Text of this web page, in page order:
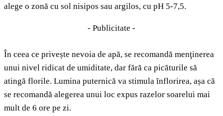
alege o zonă cu sol nisipos sau argilos, cu pH 5-7,5.
- Publicitate -
În ceea ce privește nevoia de apă, se recomandă menţinerea
unui nivel ridicat de umiditate, dar fără ca picăturile să
atingă florile. Lumina puternică va stimula ȋnflorirea, așa că
se recomandă alegerea unui loc expus razelor soarelui mai
mult de 6 ore pe zi.